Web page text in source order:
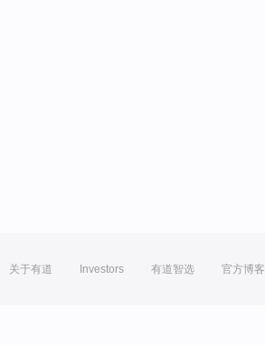
关于有道 Investors 有道智选 官方博客